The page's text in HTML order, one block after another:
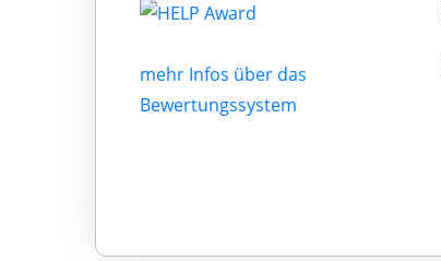
mehr Infos über das
Bewertungssystem